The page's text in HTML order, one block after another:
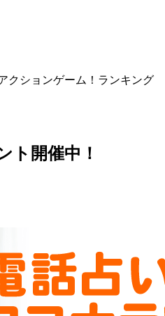
クションゲーム！ランキング
ト開催中！